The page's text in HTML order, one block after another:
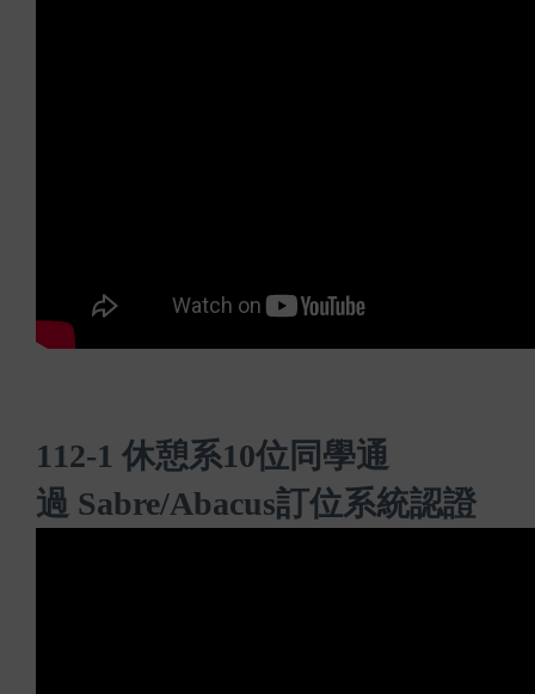
112-1 休憩系10位同學通
過 Sabre/Abacus訂位系統認證